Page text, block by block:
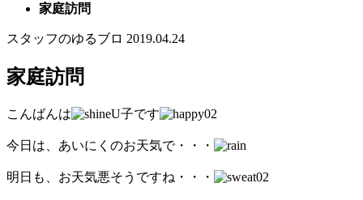
家庭訪問
スタッフのゆるブロ 2019.04.24
家庭訪問
こんばんは U子です
今日は、あいにくのお天気で・・・
明日も、お天気悪そうですね・・・